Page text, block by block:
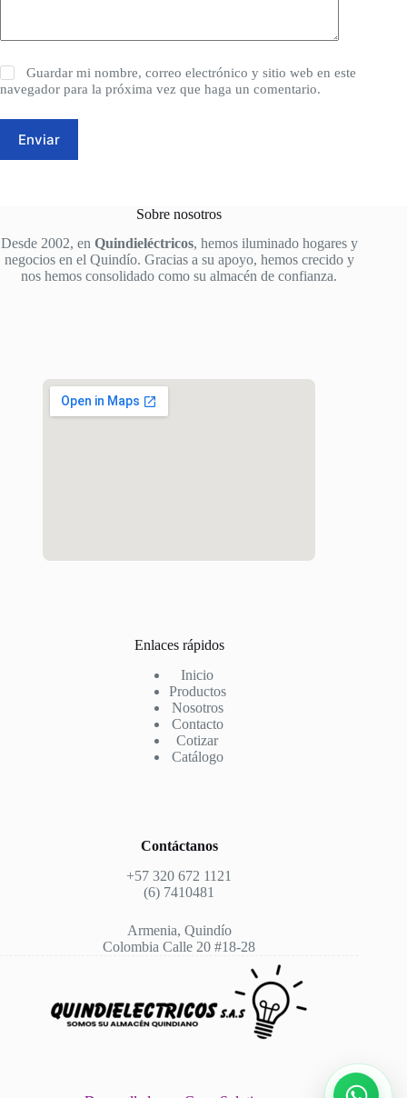
Guardar mi nombre, correo electrónico y sitio web en este
navegador para la próxima vez que haga un comentario.
Enviar
Sobre nosotros
Desde 2002, en Quindieléctricos, hemos iluminado hogares y
negocios en el Quindío. Gracias a su apoyo, hemos crecido y
nos hemos consolidado como su almacén de confianza.
Enlaces rápidos
Inicio
Productos
Nosotros
Contacto
Cotizar
Catálogo
Contáctanos
+57 320 672 1121
(6) 7410481
Armenia, Quindío
Colombia Calle 20 #18-28